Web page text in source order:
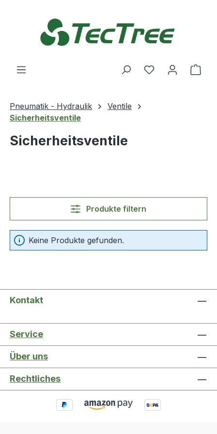
Du hast 0
Pneumatik - Hydraulik
Ventile
Sicherheitsventile
Sicherheitsventile
Produkte filtern
Keine Produkte gefunden.
Kontakt
Service
Über uns
Rechtliches